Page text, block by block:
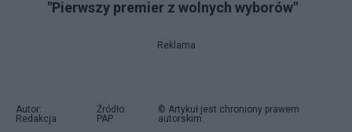
"Pierwszy premier z wolnych wyborów"
Reklama
Autor:
Redakcja
Źródło:
PAP
© Artykuł jest chroniony prawem
autorskim.